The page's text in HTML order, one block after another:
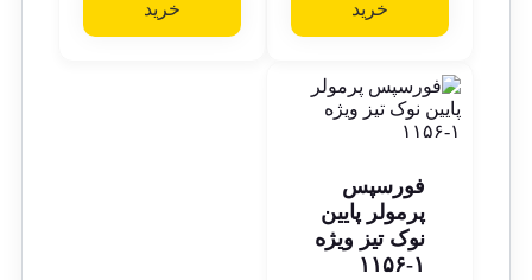
خرید خرید
فورسپس
پرمولر پایین
نوک تیز ویژه
۱-۱۱۵۶